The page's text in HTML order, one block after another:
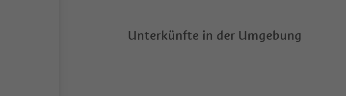
Unterkünfte in der Umgebung